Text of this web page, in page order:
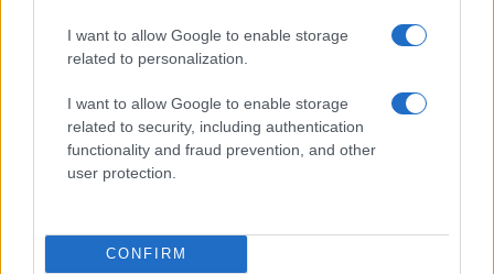
I want to allow Google to enable storage
related to personalization.
I want to allow Google to enable storage
related to security, including authentication
functionality and fraud prevention, and other
user protection.
CONFIRM
film címszerepének megformálásáért.
A fesztiválHorizontokszekciójában vetített alkotások
közül az iráni Human SzejediJang-e Jahani Sevom (World
War III)című rendezése nyerte a legjobb film díját, a férfi
színészének odaítélt díjat vehette át.